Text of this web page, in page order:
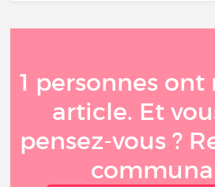
1 personnes ont
article. Et
pensez-vous ?